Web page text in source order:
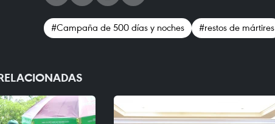
#Campaña de 500 días y noches #restos de mártires